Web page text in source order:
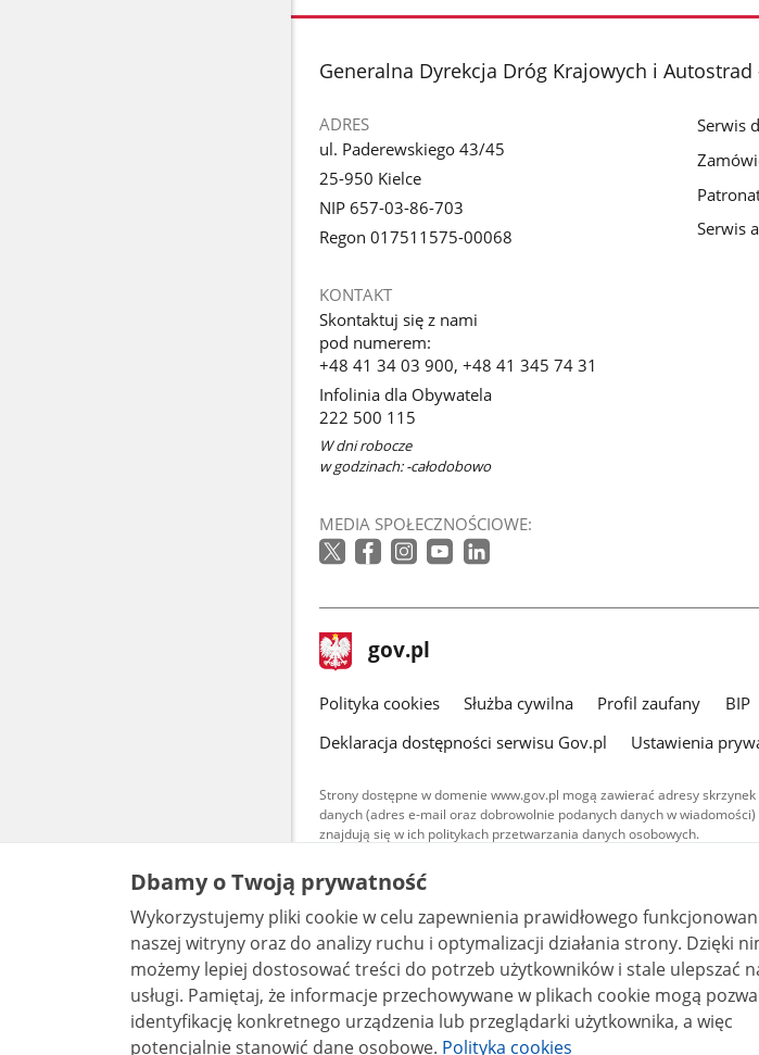
stopka
Generalna Dyrekcja Dróg Krajowych i Autostrad
ADRES
ul. Paderewskiego 43/45
25-950 Kielce
NIP 657-03-86-703
Regon 017511575-00068
KONTAKT
Skontaktuj się z nami
pod numerem:
+48 41 34 03 900, +48 41 345 74 31
Infolinia dla Obywatela
222 500 115
W dni robocze
w godzinach: -całodobowo
MEDIA SPOŁECZNOŚCIOWE:
Serwis
Serwis
stopka
gov.pl Strona
gov.pl
gov.pl
Polityka cookies Służba cywilna Profil zaufany BIP
Deklaracja dostępności serwisu Gov.pl
Ustawienia
Strony dostępne w domenie www.gov.pl mogą zawierać adresy
danych (adres e-mail oraz dobrowolnie podanych danych w
znajdują się w ich politykach przetwarzania danych osobowych.
Treści tekstowe publikowane w serwisie (z wyłączeniem
udostępniane na licencji typu Creative Commons: uznanie
warunkach 4.0 (CC BY-SA 4.0). Materiały audiowizualne,
są udostępniane na licencji typu Creative Commons:
bez utworów zależnych 4.0 (CC BY-NC-ND 4.0), o ile nie
Dbamy o Twoją prywatność
Wykorzystujemy pliki cookie w celu zapewnienia prawidłowego
naszej witryny oraz do analizy ruchu i optymalizacji działania strony. Dzięki nim
możemy lepiej dostosować treści do potrzeb użytkowników i stale ulepszać
usługi. Pamiętaj, że informacje przechowywane w plikach cookie mogą pozwalać na
identyfikację konkretnego urządzenia lub przeglądarki użytkownika, a więc
potencjalnie stanowić dane osobowe. Polityka cookies